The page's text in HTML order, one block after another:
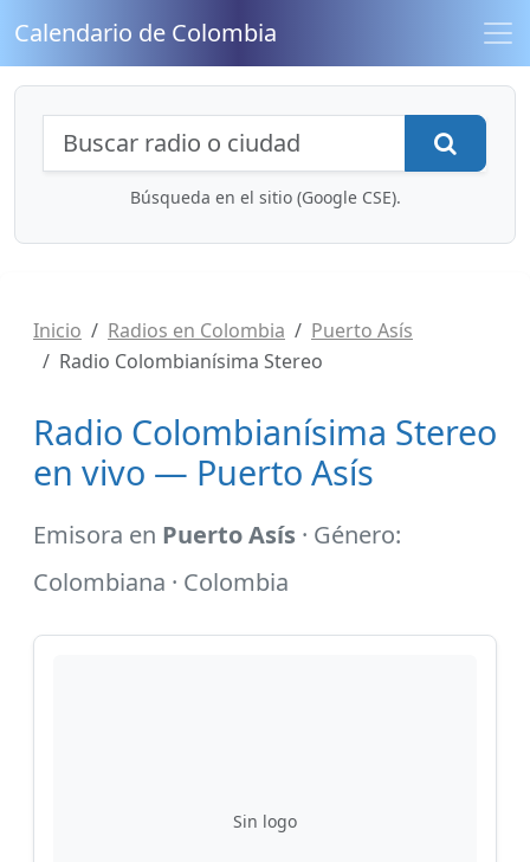
Calendario de Colombia
Búsqueda de radios y contenidos
Búsqueda en el sitio (Google CSE).
Inicio Radios en Colombia
Puerto Asís
Radio Colombianísima Stereo
Radio Colombianísima Stereo
en vivo — Puerto Asís
Emisora en Puerto Asís · Género:
Colombiana · Colombia
Sin logo